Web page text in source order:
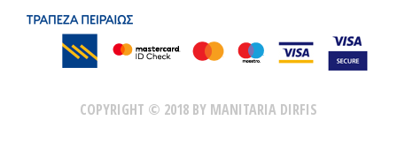
COPYRIGHT © 2018 BY MANITARIA DIRFIS